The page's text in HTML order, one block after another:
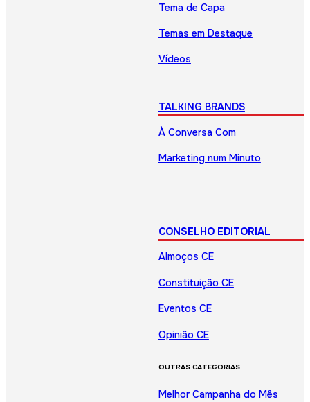
Tema de Capa
Temas em Destaque
Vídeos
TALKING BRANDS
À Conversa Com
Marketing num Minuto
CONSELHO EDITORIAL
Almoços CE
Constituição CE
Eventos CE
Opinião CE
OUTRAS CATEGORIAS
Melhor Campanha do Mês